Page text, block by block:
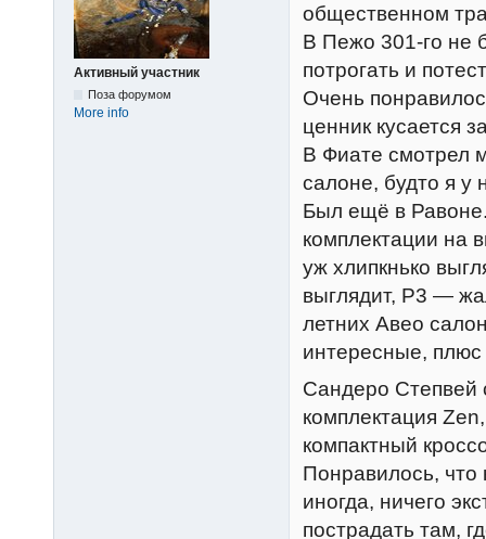
Активный участник
Поза форумом
More info
общественном
В Пежо 301-го не
потрогать и
Очень
ценник кусается
В Фиате смотрел
салоне, будто я у
Был ещё в
комплектации на
уж хлипкнько
выглядит, Р3 —
летних Авео
интересные,
Сандеро Степвей
комплектация
компактный
Понравилось,
иногда, ничего
пострадать там,